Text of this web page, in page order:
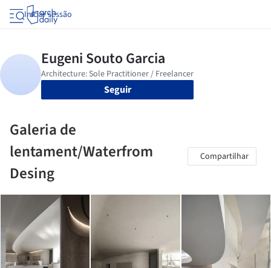
Iniciar sessão
Seguir
Galeria de
lentament/Waterfrom
Desing
Compartilhar